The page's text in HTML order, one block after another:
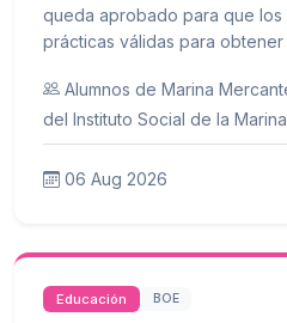
queda aprobado para que los
prácticas válidas para
Alumnos de Marina
del Instituto Social de la Marina
06 Aug 2026
Educación BOE